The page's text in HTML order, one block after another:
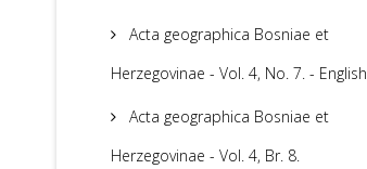
Acta geographica Bosniae et
Herzegovinae - Vol. 4, No. 7. - English
Acta geographica Bosniae et
Herzegovinae - Vol. 4, Br. 8.